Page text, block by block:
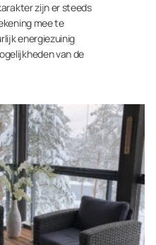
zijn er steeds
mee te
energiezuinig
van de